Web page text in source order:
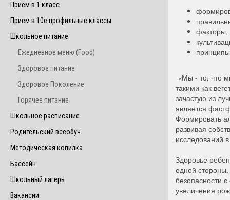
Прием в 1 класс
Прием в 10е профильные классы
Школьное питание
Ежедневное меню (Food)
Здоровое питание
Здоровое Поколение
Горячее питание
Школьное расписание
Родительский всеобуч
Методическая копилка
Бассейн
Школьный лагерь
Вакансии
«Мы - то, что
такими как
зачастую из
является
Формировать
развивая
исследований
Здоровье
одной стороны,
безопасности
увеличения